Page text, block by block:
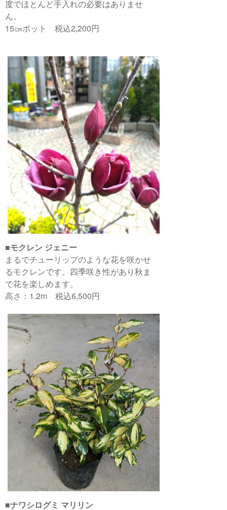
度でほとんど手入れの必要はありませ
ん。
15㎝ポット 税込2,200円
■モクレン ジェニー
まるでチューリップのような花を咲かせ
るモクレンです。四季咲き性があり秋ま
で花を楽しめます。
高さ：1.2m 税込6,500円
■ナワシログミ マリリン